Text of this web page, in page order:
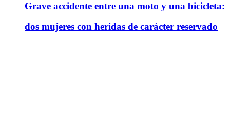
Grave accidente entre una moto y una bicicleta:
dos mujeres con heridas de carácter reservado